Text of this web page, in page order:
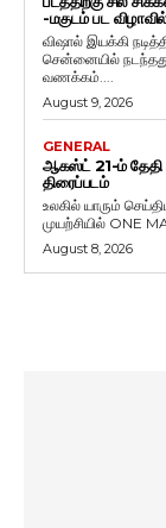
-மகுடம் பட
விஷால் இயக்கி
சென்னையில் நடந்தது. நிகழ்வில் நடிகர் விஷால் பேசியதாவது,
வணக்கம்....
August 9, 2026
GENERAL
ஆகஸ்ட் 21-ம் தேதி
திரைப்படம்
உலகில் யாரும்
முயற்சியில் ONE
August 8, 2026